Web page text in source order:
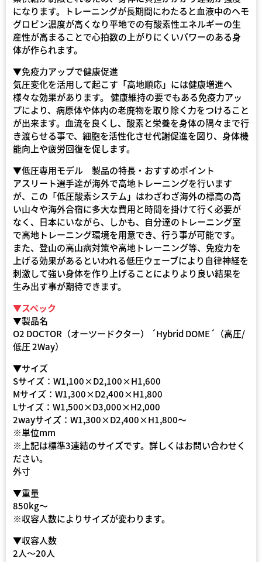
になります。トレーニングが長期間にわたると血液中のヘモ
グロビン濃度が高くなり平地での有酸素性エネルギーの生
産性が高まることで心拍数の上がりにくいパワーのある身
体が作られます。
▼免疫力アップで健康促進
気圧変化を活用して起こす「高地順応」には健康増進へ
様々な効果があります。 健康維持の要でもある免疫力アッ
プにより、病原体や体内の老廃物を取り除く力をつけること
が出来ます。血流を良くし、酸素と栄養を身体の隅々まで行
き渡らせる事で、細胞を活性化させ代謝促進を図り、身体機
能向上や疲労回復を促します。
▼低圧専用モデル 製品の特長・おすすめポイント
アスリート選手達が海外で高地トレーニングを行います
が、この「低圧酸素システム」はわざわざ海外の標高の高
い山々や海外合宿に多大な費用と時間を掛けて行く必要が
なく、日本にいながら、しかも、自分達のトレーニング室
で高地トレーニング環境を用意でき、行う事が可能です。
また、登山の高山病対策や高地トレーニング等、免疫力を
上げる効果があるといわれる低圧ウェーブにより自律神経を
刺激して強い身体を作り上げることによりより良い結果を
生み出す事が期待できます。
▼スペック
▼製品名
O2 DOCTOR（オーツードクター） ´Hybrid DOME´（高圧/
低圧 2Way）
▼サイズ
Sサイズ：W1,100×D2,100×H1,600
Mサイズ：W1,300×D2,400×H1,800
Lサイズ：W1,500×D3,000×H2,000
2wayサイズ：W1,300×D2,400×H1,800～
※単位mm
※上記は標準3連結のサイズです。詳しくはお問い合わせく
ださい。
外寸
▼重量
850kg〜
※収容人数によりサイズが変わります。
▼収容人数
2人～20人